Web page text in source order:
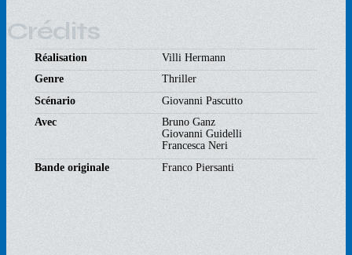
Crédits
Réalisation
Villi Hermann
Genre
Thriller
Scénario
Giovanni Pascutto
Avec
Bruno Ganz
Giovanni Guidelli
Francesca Neri
Bande originale
Franco Piersanti